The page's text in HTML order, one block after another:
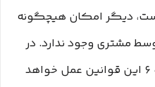
دیگر امکان هیچگونه
مشتری وجود ندارد. در
ضمن در این موارد مطابق ماده ۶ این قوانین عمل خواهد